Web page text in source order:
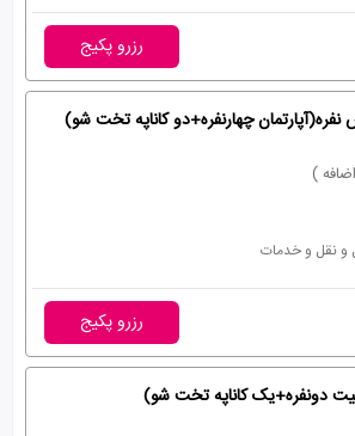
رزرو پکیج
چهارنفره+دو کاناپه تخت شو)
)
و نقل و خدمات
رزرو پکیج
دونفره+یک کاناپه تخت شو)